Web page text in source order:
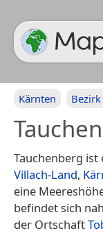
Kärnten
Tauchenberg ist
Villach-Land,
eine
befindet sich
der Ortschaft